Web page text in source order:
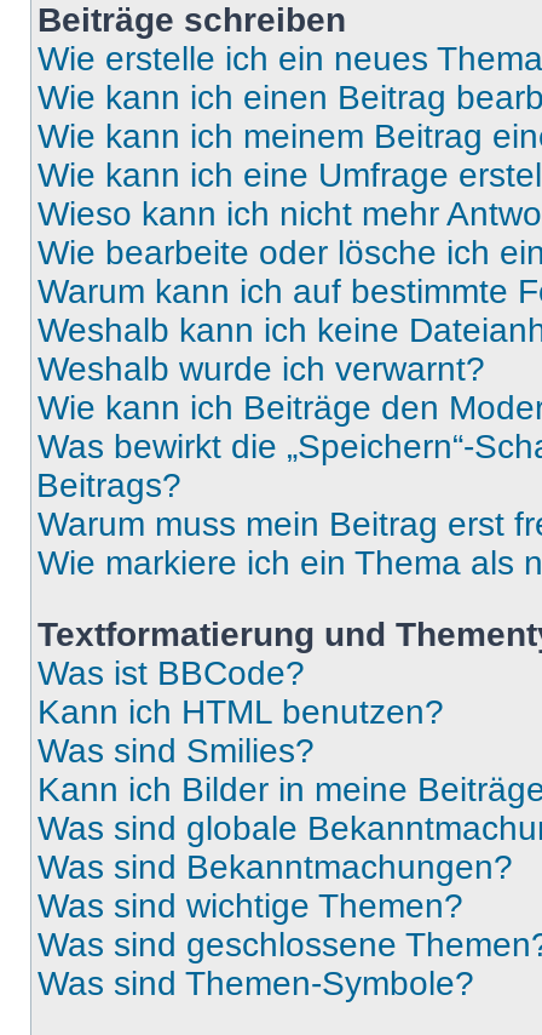
Beiträge schreiben
Wie erstelle ich ein neues
Wie kann ich einen Beitrag
Wie kann ich meinem Beitrag
Wie kann ich eine Umfrage
Wieso kann ich nicht mehr
Wie bearbeite oder lösche ich
Warum kann ich auf bestimmte
Weshalb kann ich keine
Weshalb wurde ich verwarnt?
Wie kann ich Beiträge den
Was bewirkt die „Speichern“-
Beitrags?
Warum muss mein Beitrag erst
Wie markiere ich ein Thema als
Textformatierung und
Was ist BBCode?
Kann ich HTML benutzen?
Was sind Smilies?
Kann ich Bilder in meine
Was sind globale
Was sind Bekanntmachungen?
Was sind wichtige Themen?
Was sind geschlossene
Was sind Themen-Symbole?